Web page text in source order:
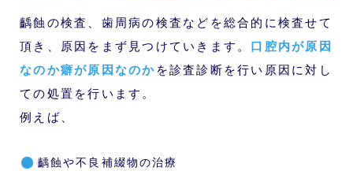
齲蝕の検査、歯周病の検査などを総合的に検査せて
頂き、原因をまず見つけていきます。 口腔内が原因
なのか癖が原因なのか を診査診断を行い原因に対し
ての処置を行います。
例えば、
齲蝕や不良補綴物の治療